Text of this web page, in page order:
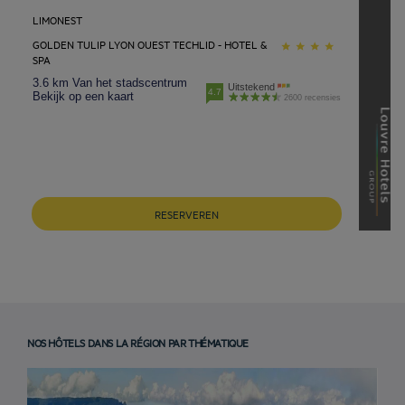
LIMONEST
GOLDEN TULIP LYON OUEST TECHLID - HOTEL &
SPA
3.6 km Van het stadscentrum
Bekijk op een kaart
4.7 Uitstekend
2600 recensies
RESERVEREN
NOS HÔTELS DANS LA RÉGION PAR THÉMATIQUE